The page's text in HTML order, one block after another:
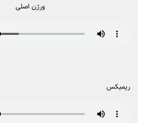
ورژن اصلی
ریمیکس